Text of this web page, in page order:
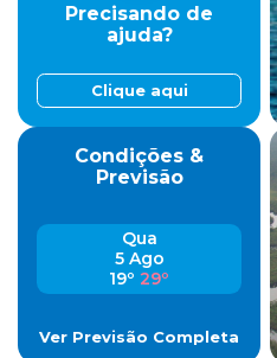
Precisando de
ajuda?
Clique aqui
Condições &
Previsão
Qua
5 Ago
19º 29º
Ver Previsão Completa